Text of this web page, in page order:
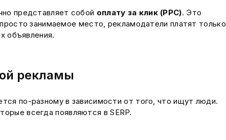
представляет собой оплату за клик (PPC). Это
занимаемое место, рекламодатели платят только
объявления.
рекламы
по-разному в зависимости от того, что ищут люди.
всегда появляются в SERP.